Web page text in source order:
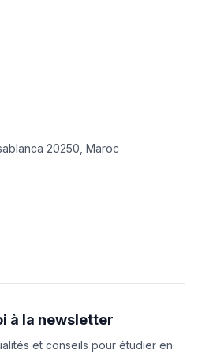
20250, Maroc
à la newsletter
et conseils pour étudier en